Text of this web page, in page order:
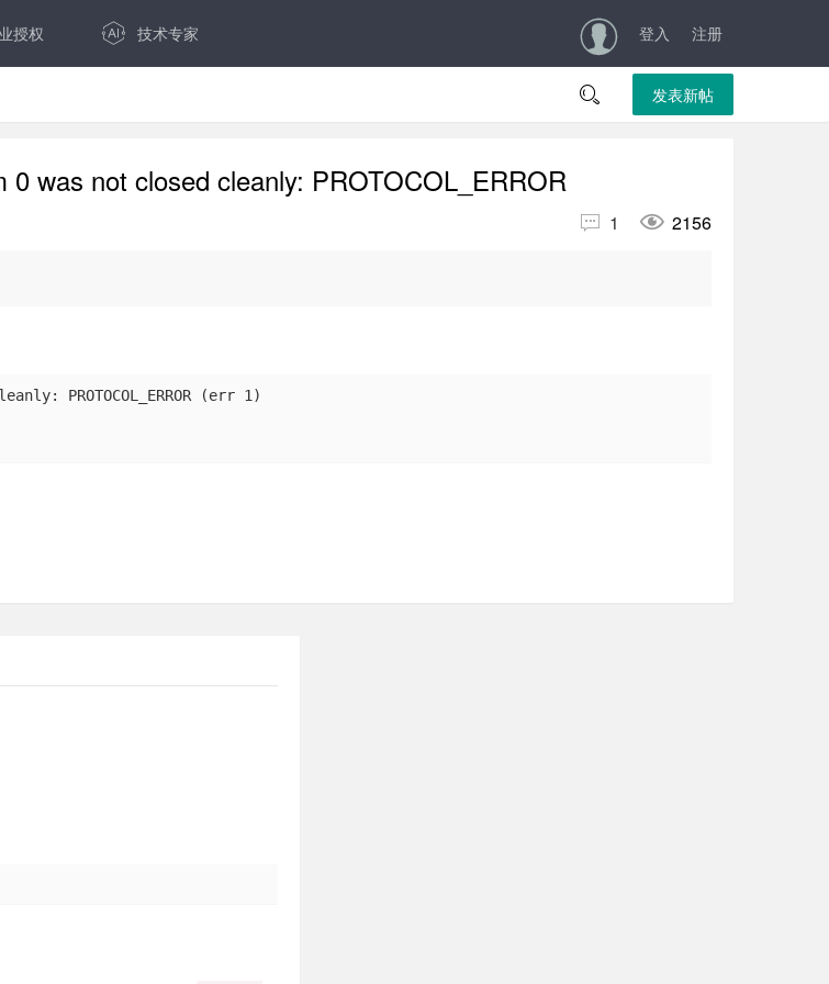
授权 技术专家 登入 注册
 发表新帖
was not closed cleanly: PROTOCOL_ERROR
 1  2156
PROTOCOL_ERROR (err 1)